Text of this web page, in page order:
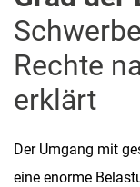
Rechte
erklärt
Der Umgang mit
eine enorme